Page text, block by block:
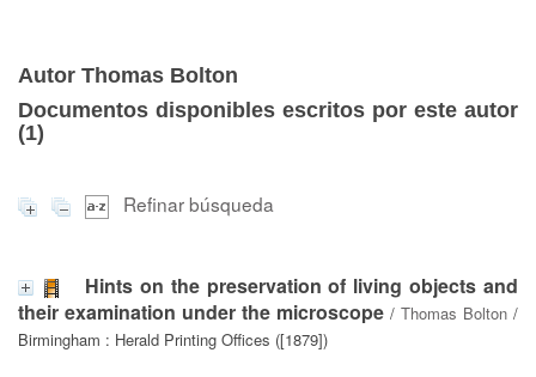
Autor Thomas Bolton
Documentos disponibles escritos por este autor
(1)
Refinar búsqueda
Hints on the preservation of living objects and
their examination under the microscope / Thomas Bolton /
Birmingham : Herald Printing Offices ([1879])